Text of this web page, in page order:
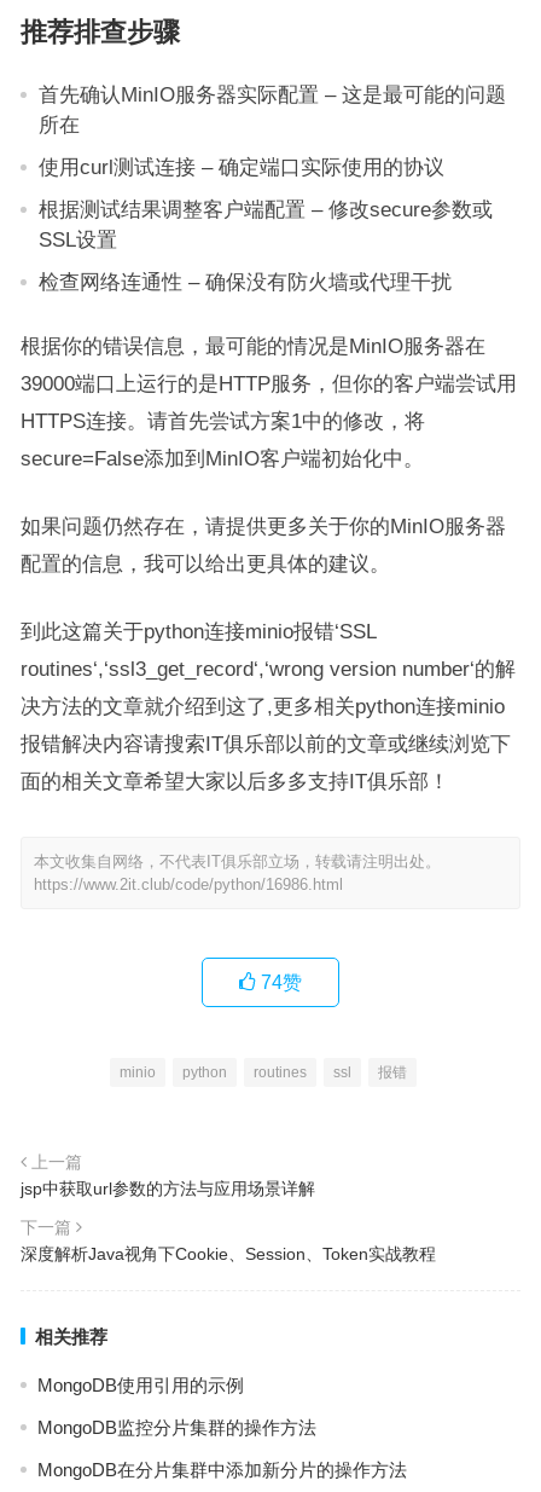
推荐排查步骤
首先确认MinIO服务器实际配置 – 这是最可能的问题
所在
使用curl测试连接 – 确定端口实际使用的协议
根据测试结果调整客户端配置 – 修改secure参数或
SSL设置
检查网络连通性 – 确保没有防火墙或代理干扰
根据你的错误信息，最可能的情况是MinIO服务器在
39000端口上运行的是HTTP服务，但你的客户端尝试用
HTTPS连接。请首先尝试方案1中的修改，将
secure=False添加到MinIO客户端初始化中。
如果问题仍然存在，请提供更多关于你的MinIO服务器
配置的信息，我可以给出更具体的建议。
到此这篇关于python连接minio报错‘SSL
routines‘,‘ssl3_get_record‘,‘wrong version number‘的解
决方法的文章就介绍到这了,更多相关python连接minio
报错解决内容请搜索IT俱乐部以前的文章或继续浏览下
面的相关文章希望大家以后多多支持IT俱乐部！
本文收集自网络，不代表IT俱乐部立场，转载请注明出处。
https://www.2it.club/code/python/16986.html
74赞
minio python routines ssl 报错
上一篇
jsp中获取url参数的方法与应用场景详解
下一篇
深度解析Java视角下Cookie、Session、Token实战教程
相关推荐
MongoDB使用引用的示例
MongoDB监控分片集群的操作方法
MongoDB在分片集群中添加新分片的操作方法